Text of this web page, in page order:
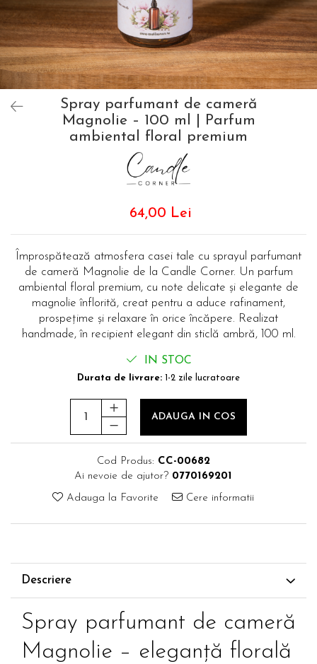
Spray parfumant de cameră
Magnolie – 100 ml | Parfum
ambiental floral premium
64,00 Lei
Împrospătează atmosfera casei tale cu sprayul parfumant
de cameră Magnolie de la Candle Corner. Un parfum
ambiental floral premium, cu note delicate și elegante de
magnolie înflorită, creat pentru a aduce rafinament,
prospețime și relaxare în orice încăpere. Realizat
handmade, în recipient elegant din sticlă ambră, 100 ml.
IN STOC
Durata de livrare: 1-2 zile lucratoare
ADAUGA IN COS
Cod Produs: CC-00682
Ai nevoie de ajutor? 0770169201
Adauga la Favorite Cere informatii
Descriere
Spray parfumant de cameră
Magnolie – eleganță florală